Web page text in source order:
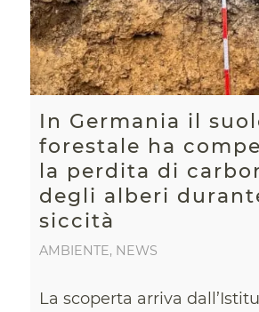
In Germania il
forestale ha
la perdita di
degli alberi
siccità
AMBIENTE, NEWS
La scoperta arriva